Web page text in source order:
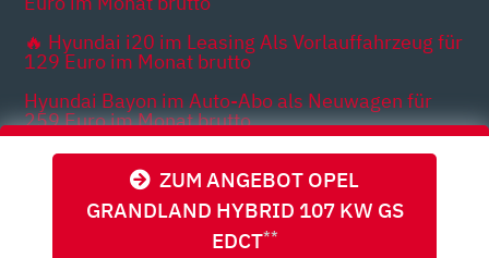
ZUM ANGEBOT OPEL
GRANDLAND HYBRID 107 KW GS
EDCT**
🔥 Hyundai i20 im Leasing Als Vorlauffahrzeug für
129 Euro im Monat brutto
Hyundai Bayon im Auto-Abo als Neuwagen für
259 Euro im Monat brutto
Dacia Spring im Leasing als Vorlauffahrzeug für
89 Euro im Monat brutto